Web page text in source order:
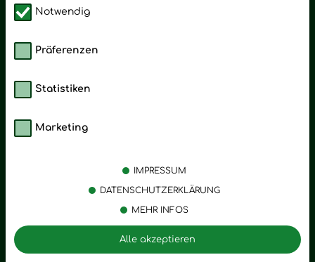
Notwendig
Präferenzen
Statistiken
Marketing
IMPRESSUM
DATENSCHUTZERKLÄRUNG
MEHR INFOS
Alle akzeptieren
Zuhause
Stress
Entspannung
Trauer
Romantik